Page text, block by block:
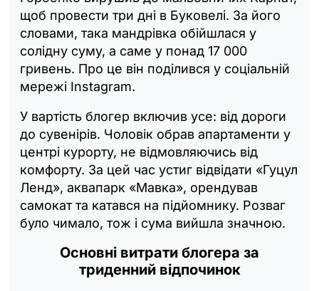
щоб провести три дні в Буковелі. За його
словами, така мандрівка обійшлася у
солідну суму, а саме у понад 17 000
гривень. Про це він поділився у соціальній
мережі Instagram.
У вартість блогер включив усе: від дороги
до сувенірів. Чоловік обрав апартаменти у
центрі курорту, не відмовляючись від
комфорту. За цей час устиг відвідати «Гуцул
Ленд», аквапарк «Мавка», орендував
самокат та катався на підйомнику. Розваг
було чимало, тож і сума вийшла значною.
Основні витрати блогера за
триденний відпочинок